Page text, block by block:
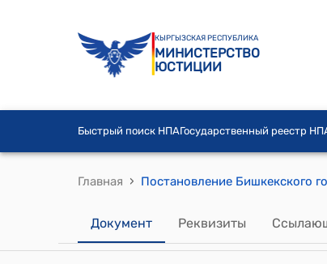
КЫРГЫЗСКАЯ РЕСПУБЛИКА
МИНИСТЕРСТВО
ЮСТИЦИИ
Быстрый поиск НПАГосударственный реестр
Главная ›
Документ Реквизиты